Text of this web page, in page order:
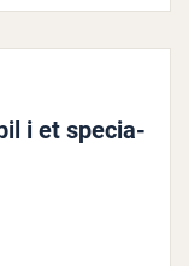
i et spe­ci­a­